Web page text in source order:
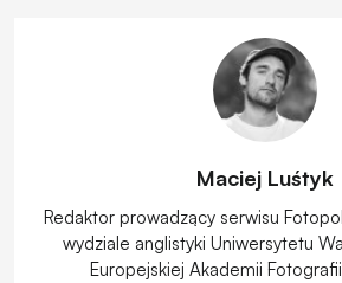
Maciej Luśtyk
Redaktor prowadzący serwisu
wydziale anglistyki Uniwersytetu
Europejskiej Akademii